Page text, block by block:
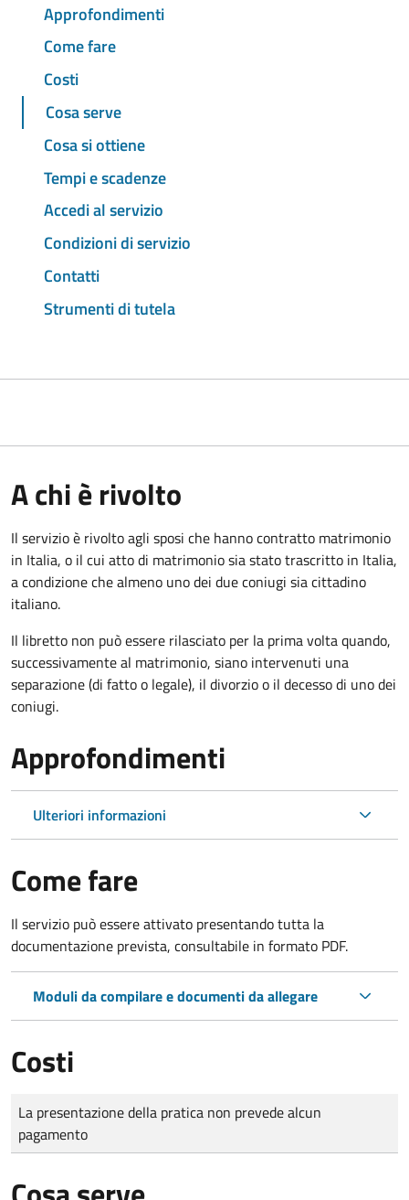
Approfondimenti
Come fare
Costi
Cosa serve
Cosa si ottiene
Tempi e scadenze
Accedi al servizio
Condizioni di servizio
Contatti
Strumenti di tutela
A chi è rivolto
Il servizio è rivolto agli sposi che hanno contratto matrimonio
in Italia, o il cui atto di matrimonio sia stato trascritto in Italia,
a condizione che almeno uno dei due coniugi sia cittadino
italiano.
Il libretto non può essere rilasciato per la prima volta quando,
successivamente al matrimonio, siano intervenuti una
separazione (di fatto o legale), il divorzio o il decesso di uno dei
coniugi.
Approfondimenti
Ulteriori informazioni
Come fare
Il servizio può essere attivato presentando tutta la
documentazione prevista, consultabile in formato PDF.
Moduli da compilare e documenti da allegare
Costi
Tipo di pagamento
Importo
La presentazione della pratica non prevede alcun
pagamento